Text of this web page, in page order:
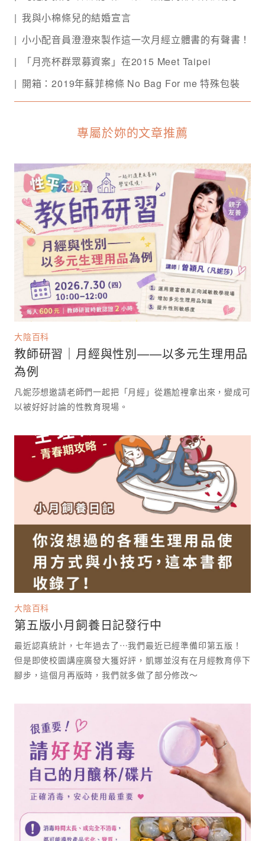
我與小棉條兒的結婚宣言
小小配音員澄澄來製作這一次月經立體書的有聲書！
「月亮杯群眾募資案」在2015 Meet Taipei
開箱：2019年蘇菲棉條 No Bag For me 特殊包裝
專屬於妳的文章推薦
大陰百科
教師研習｜月經與性別——以多元生理用品
為例
凡妮莎想邀請老師們一起把「月經」從尷尬裡拿出來，變成可
大陰百科
第五版小月飼養日記發行中
最近認真統計，七年過去了⋯我們最近已經準備印第五版！
但是即使校園講座廣發大獲好評，凱娜並沒有在月經教育停下
腳步，這個月再版時，我們就多做了部分修改～